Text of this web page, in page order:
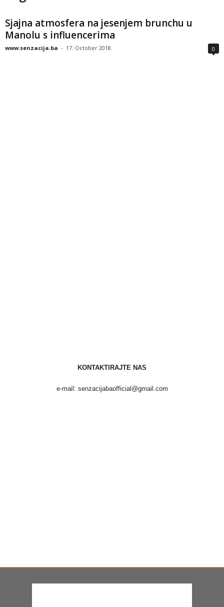
Sjajna atmosfera na jesenjem brunchu u
Manolu s influencerima
www.senzacija.ba - 17. October 2018. 0
KONTAKTIRAJTE NAS
e-mail: senzacijabaofficial@gmail.com